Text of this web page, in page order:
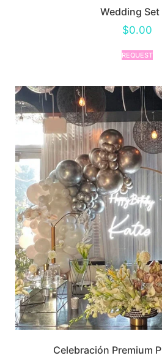
Wedding Set
$0.00
REQUEST
Celebración Premium